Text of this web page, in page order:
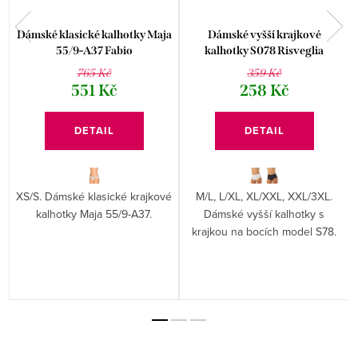
Dámské klasické kalhotky Maja
55/9-A37 Fabio
765 Kč
551 Kč
DETAIL
XS/S. Dámské klasické krajkové
kalhotky Maja 55/9-A37.
Dámské vyšší krajkové
kalhotky S078 Risveglia
359 Kč
258 Kč
DETAIL
M/L, L/XL, XL/XXL, XXL/3XL.
Dámské vyšší kalhotky s
krajkou na bocích model S78.